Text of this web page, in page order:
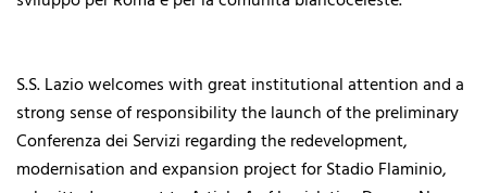
S.S. Lazio welcomes with great institutional attention and a
strong sense of responsibility the launch of the preliminary
Conferenza dei Servizi regarding the redevelopment,
modernisation and expansion project for Stadio Flaminio,